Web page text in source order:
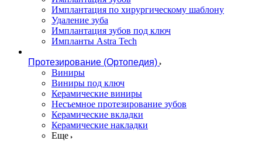
Имплантация по хирургическому шаблону
Удаление зуба
Имплантация зубов под ключ
Импланты Astra Tech
Протезирование (Ортопедия)
Виниры
Виниры под ключ
Керамические виниры
Несъемное протезирование зубов
Керамические вкладки
Керамические накладки
Еще